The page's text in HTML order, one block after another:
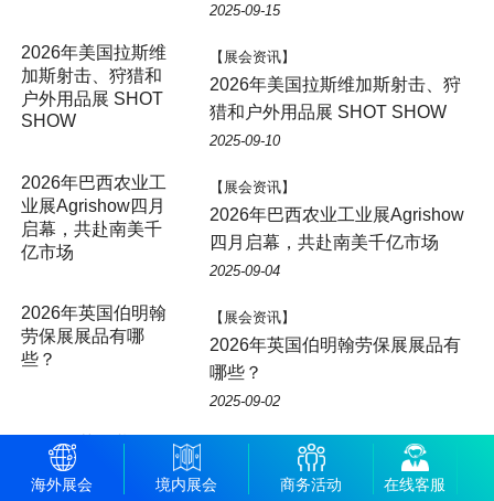
2025-09-15
2026年美国拉斯维
加斯射击、狩猎和
户外用品展 SHOT
SHOW
【展会资讯】
2026年美国拉斯维加斯射击、狩
猎和户外用品展 SHOT SHOW
2025-09-10
2026年巴西农业工
业展Agrishow四月
启幕，共赴南美千
亿市场
【展会资讯】
2026年巴西农业工业展Agrishow
四月启幕，共赴南美千亿市场
2025-09-04
2026年英国伯明翰
劳保展展品有哪
些？
【展会资讯】
2026年英国伯明翰劳保展展品有
哪些？
2025-09-02
2026年英国劳保
展：新天国际会展
助力中国企业安全
【展会资讯】
2026年英国劳保展：新天国际会
海外展会 境内展会 商务活动 在线客服